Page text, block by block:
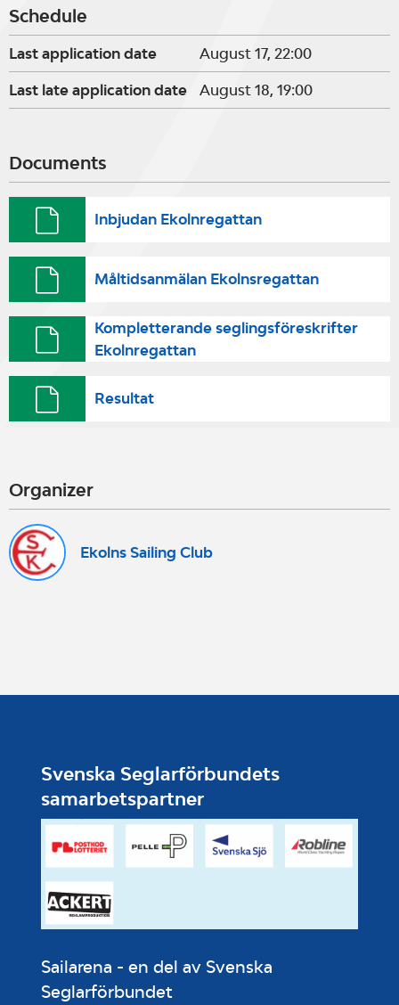
Schedule
Last application date August 17, 22:00
Last late application date August 18, 19:00
Documents
Inbjudan Ekolnregattan
Måltidsanmälan Ekolnsregattan
Kompletterande seglingsföreskrifter
Ekolnregattan
Resultat
Organizer
Ekolns Sailing Club
Svenska Seglarförbundets
samarbetspartner
Sailarena - en del av Svenska
Seglarförbundet